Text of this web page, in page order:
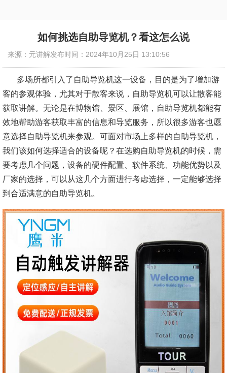
如何挑选自助导览机？看这怎么说
来源：元讲解发布时间：2024年10月25日 13:10:56
多场所都引入了自助导览机这一设备，目的是为了增加游
客的参观体验，尤其对于散客来说，自助导览机可以让散客能
获取讲解。无论是在博物馆、景区、展馆，自助导览机都能有
效地帮助游客获取丰富的信息和导览服务，所以很多游客也愿
意选择自助导览机来参观。可面对市场上多样的自助导览机，
我们该如何选择适合的设备呢？在选购自助导览机的时候，需
要考虑几个问题，设备的硬件配置、软件系统、功能优势以及
厂家的选择，可以从这几个方面进行考虑选择，一定能够选择
到合适满意的自助导览机。